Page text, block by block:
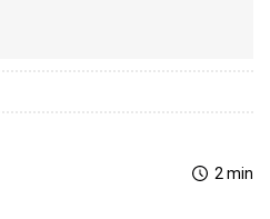
2 min